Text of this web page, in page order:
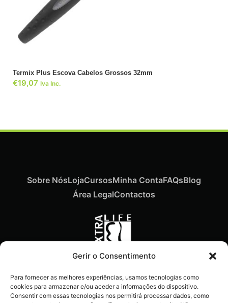
Gerir o Consentimento
Para fornecer as melhores experiências, usamos tecnologias como
cookies para armazenar e/ou aceder a informações do dispositivo.
Consentir com essas tecnologias nos permitirá processar dados, como
Termix Plus Escova Cabelos Grossos 32mm
€19,07 Iva Inc.
novidades e dicas
imperdíveis diretamente no
Sobre NósLojaCursosMinha ContaFAQsBlog
Área LegalContactos